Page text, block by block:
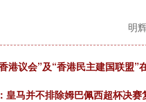
明
港议会”及“香港民主建国联盟”
皇马并不排除姆巴佩西超杯决赛